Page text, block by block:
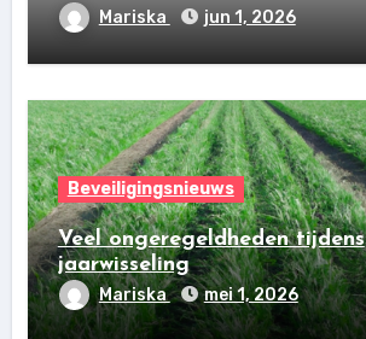
Mariska jun 1, 2026
Beveiligingsnieuws
Veel ongeregeldheden tijdens
jaarwisseling
Mariska mei 1, 2026